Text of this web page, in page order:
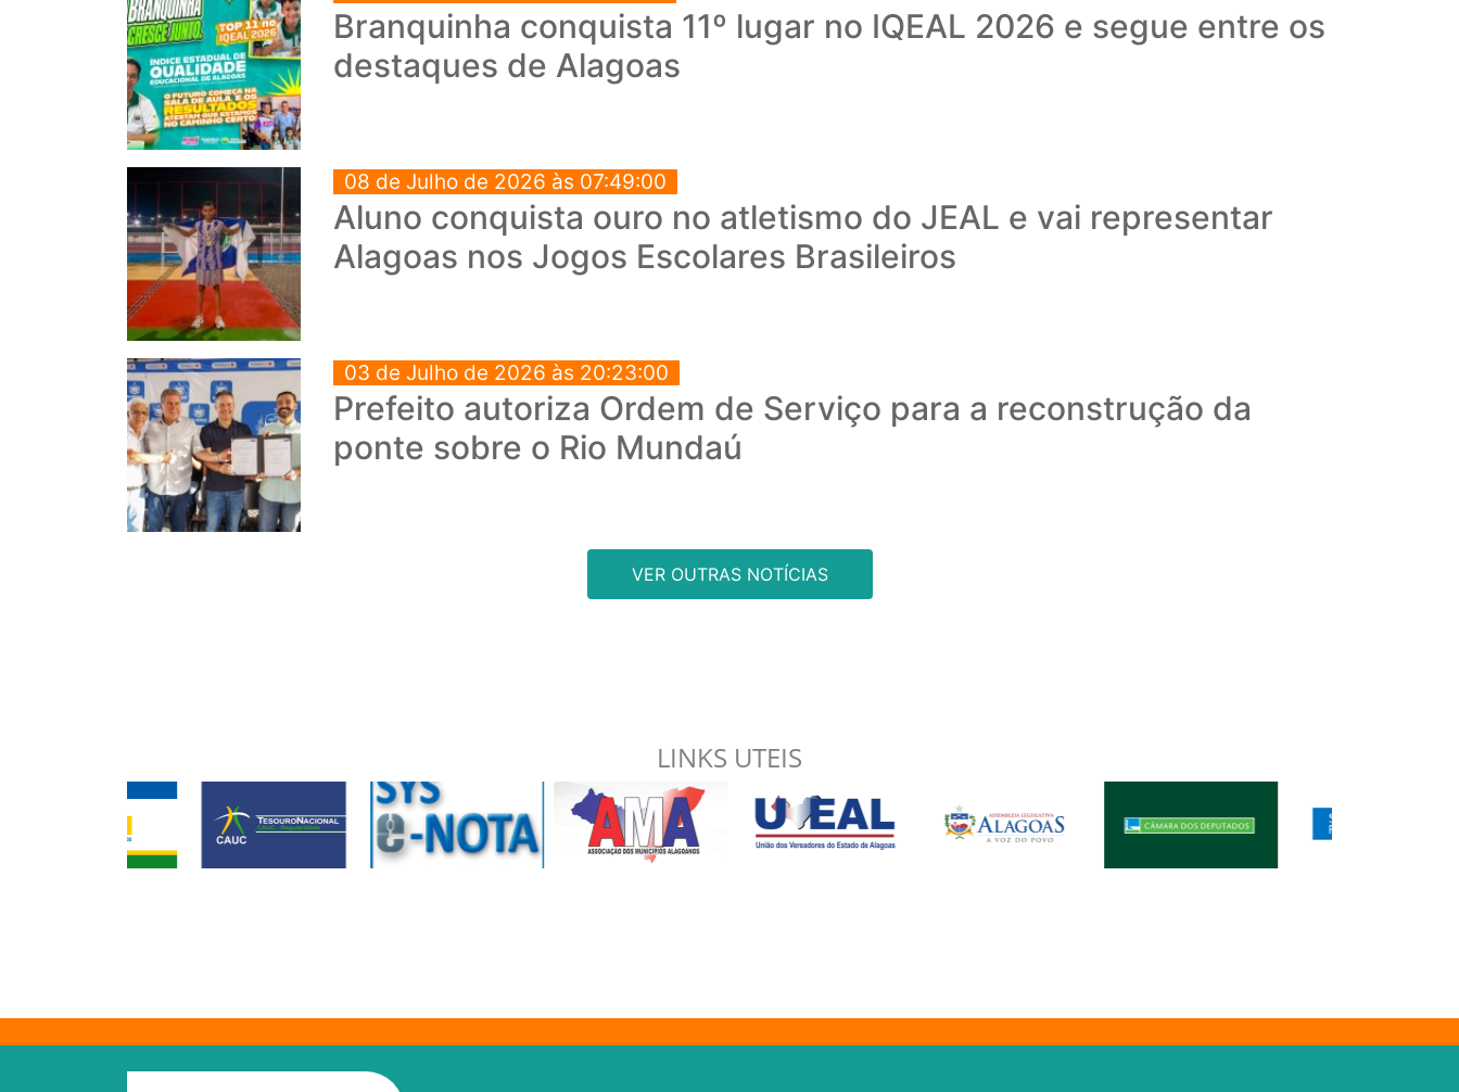
Branquinha conquista 11º lugar no IQEAL 2026 e segue entre os
destaques de Alagoas
08 de Julho de 2026 às 07:49:00
Aluno conquista ouro no atletismo do JEAL e vai representar
Alagoas nos Jogos Escolares Brasileiros
03 de Julho de 2026 às 20:23:00
Prefeito autoriza Ordem de Serviço para a reconstrução da
ponte sobre o Rio Mundaú
VER OUTRAS NOTÍCIAS
LINKS UTEIS